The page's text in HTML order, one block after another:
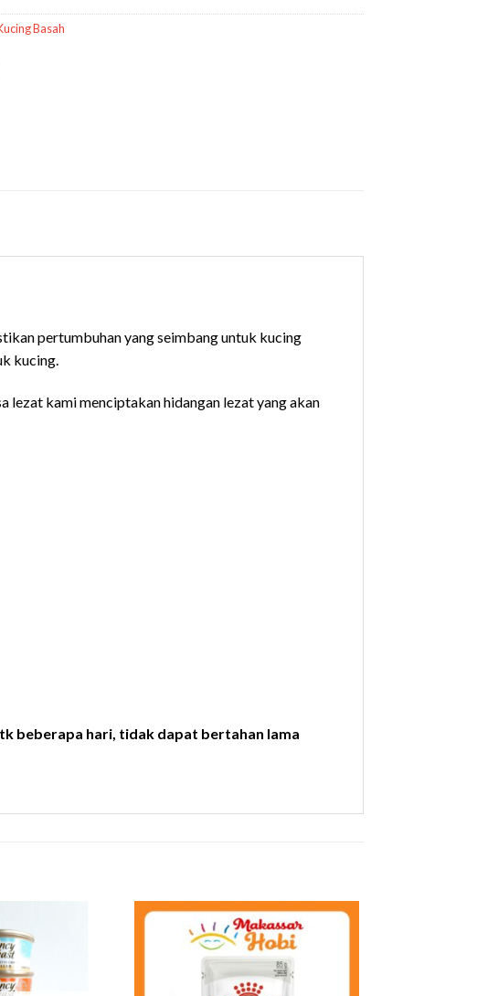
Basah
pertumbuhan yang seimbang untuk kucing
kucing.
lezat kami menciptakan hidangan lezat yang akan
beberapa hari, tidak dapat bertahan lama